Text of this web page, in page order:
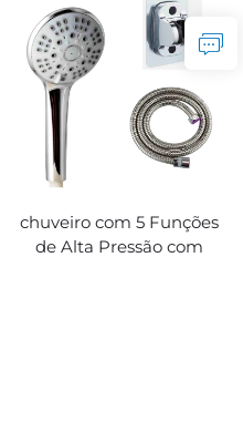
Bicos de Silicone Anti-
Entupimento para
Limpeza Fácil
chuveiro com 5 Funções
de Alta Pressão com